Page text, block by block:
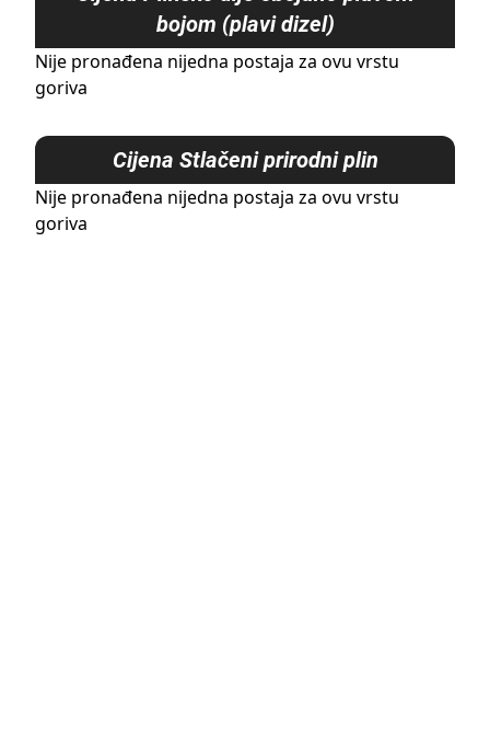
bojom (plavi dizel)
Nije pronađena nijedna postaja za ovu vrstu
goriva
Cijena Stlačeni prirodni plin
Nije pronađena nijedna postaja za ovu vrstu
goriva